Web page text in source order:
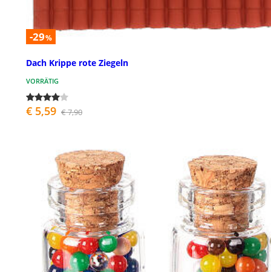
-29%
Dach Krippe rote Ziegeln
VORRÄTIG
€ 5,59 € 7,90